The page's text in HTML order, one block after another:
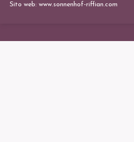
Sito web: www.sonnenhof-riffian.com